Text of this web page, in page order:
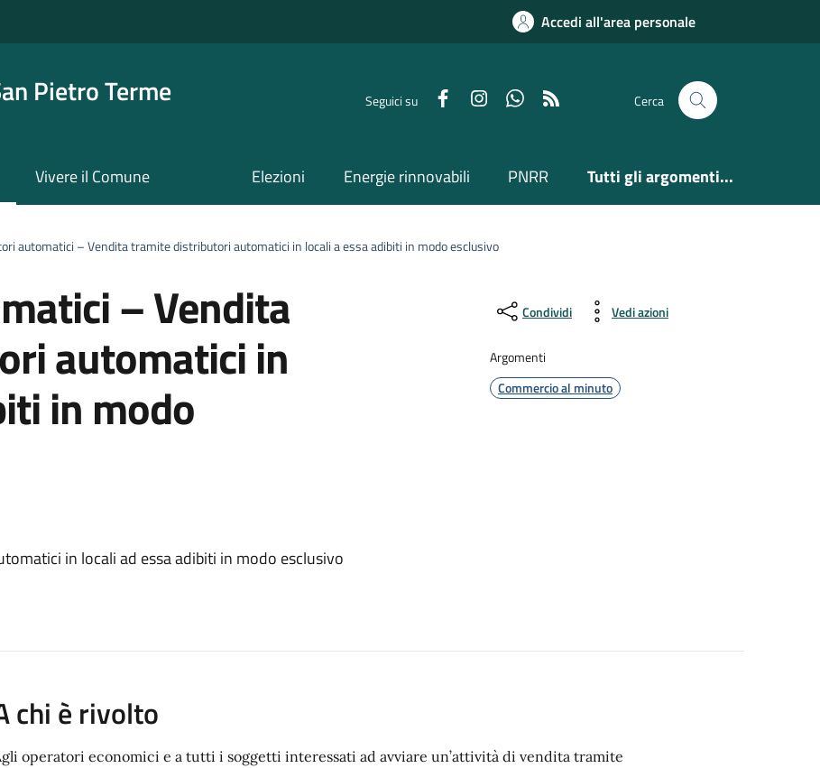
Accedi all'area personale
Pietro Terme Seguici su FacebookInstagramWhatsapp Cerca
Vivere il Comune Elezioni Energie rinnovabili PNRR Tutti gli argomenti...
automatici – Vendita tramite distributori automatici in locali a essa adibiti in modo esclusivo
– Vendita
automatici in
in modo
in locali ad essa adibiti in modo esclusivo
Condividi Vedi azioni
Argomenti
Commercio al minuto
chi è rivolto
operatori economici e a tutti i soggetti interessati ad avviare un’attività di vendita tramite